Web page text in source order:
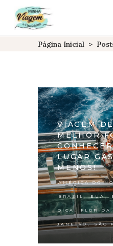
Página Inicial >
VIAGEM
MELHOR
LUGAR
MENOS!
AMÉRICA DO
BRASIL , EUA,
DICA , FLÓRIDA
JANEIRO, SÃO